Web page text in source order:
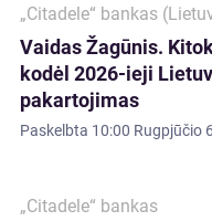
„Citadele“ bankas
Vaidas Žagūnis.
kodėl 2026-ieji
pakartojimas
Paskelbta 10:00 Rugpjūčio
„Citadele“ bankas